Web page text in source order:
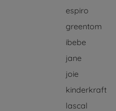
espiro
greentom
ibebe
jane
joie
kinderkraft
lascal